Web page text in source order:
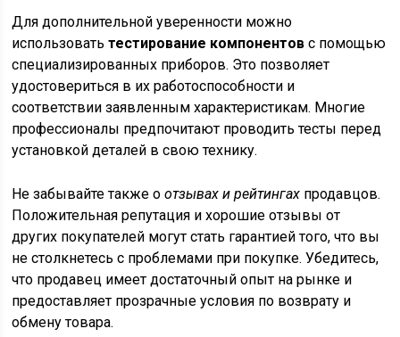
Для дополнительной уверенности можно
использоватьтестирование компонентов с помощью
специализированных приборов. Это позволяет
удостовериться в их работоспособности и
соответствии заявленным характеристикам. Многие
профессионалы предпочитают проводить тесты перед
установкой деталей в свою технику.
Не забывайте также оотзывах и рейтингах продавцов.
Положительная репутация и хорошие отзывы от
других покупателей могут стать гарантией того, что вы
не столкнетесь с проблемами при покупке. Убедитесь,
что продавец имеет достаточный опыт на рынке и
предоставляет прозрачные условия по возврату и
обмену товара.